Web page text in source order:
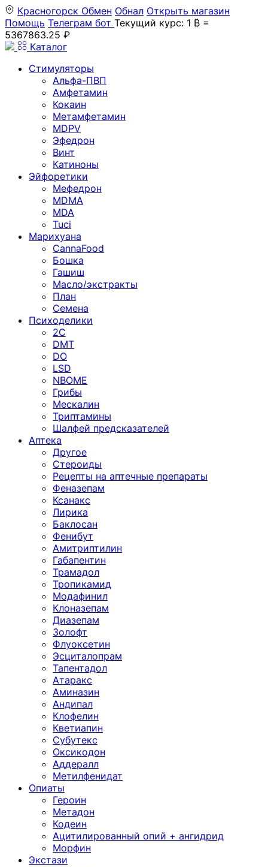
Красногорск Обмен Обнал Открыть магазин
Помощь Телеграм бот Текущий курс: 1 ₿ =
5367863.25 ₽
Каталог
Стимуляторы
Альфа-ПВП
Амфетамин
Кокаин
Метамфетамин
MDPV
Эфедрон
Винт
Катиноны
Эйфоретики
Мефедрон
MDMA
MDA
Tuci
Марихуана
CannaFood
Бошка
Гашиш
Масло/экстракты
План
Семена
Психоделики
2C
DMT
DO
LSD
NBOME
Грибы
Мескалин
Триптамины
Шалфей предсказателей
Аптека
Другое
Стероиды
Рецепты на аптечные препараты
Феназепам
Ксанакс
Лирика
Баклосан
Фенибут
Амитриптилин
Габапентин
Трамадол
Тропикамид
Модафинил
Клоназепам
Диазепам
Золофт
Флуоксетин
Эсциталопрам
Тапентадол
Атаракс
Аминазин
Андипал
Клофелин
Кветиапин
Субутекс
Оксикодон
Аддералл
Метилфенидат
Опиаты
Героин
Метадон
Кодеин
Ацитилированный опий + ангидрид
Морфин
Экстази